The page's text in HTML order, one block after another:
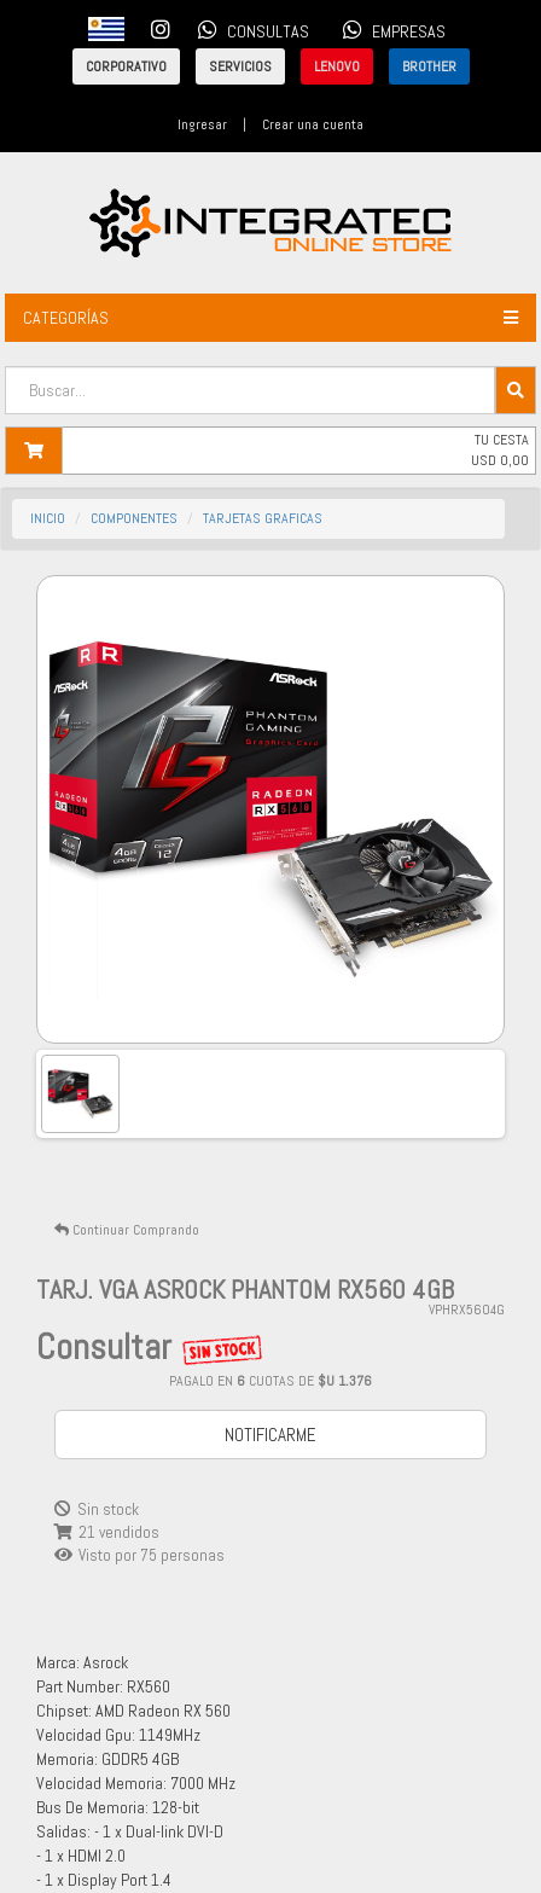
CONSULTAS EMPRESAS
CORPORATIVO SERVICIOS LENOVO BROTHER
Ingresar | Crear una cuenta
CATEGORÍAS
TU CESTA
USD 0,00
INICIO COMPONENTES TARJETAS GRAFICAS
Continuar Comprando
TARJ. VGA ASROCK PHANTOM RX560 4GB
VPHRX5604G
Consultar
PAGALO EN 6 CUOTAS DE $U 1.376
NOTIFICARME
Sin stock
21 vendidos
Visto por 75 personas
Marca: Asrock
Part Number: RX560
Chipset: AMD Radeon RX 560
Velocidad Gpu: 1149MHz
Memoria: GDDR5 4GB
Velocidad Memoria: 7000 MHz
Bus De Memoria: 128-bit
Salidas: - 1 x Dual-link DVI-D
- 1 x HDMI 2.0
- 1 x Display Port 1.4